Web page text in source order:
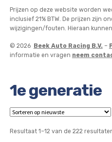
1e generatie
Resultaat 1–12 van de 222
Prijzen op deze website worden
inclusief 21% BTW. De prijzen zijn
wijzigingen/fouten. Hieraan
© 2026 Beek Auto Racing B.V. –
informatie en vragen neem